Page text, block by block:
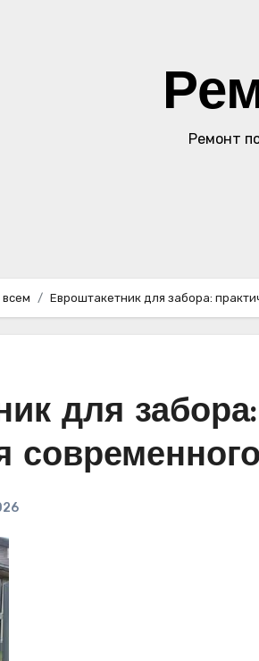
Ремонт
Евроштакетник для забора:
для